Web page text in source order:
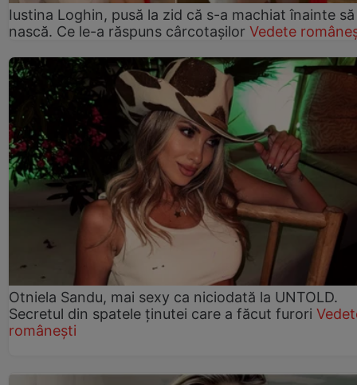
Iustina Loghin, pusă la zid că s-a machiat înainte să
nască. Ce le-a răspuns cârcotașilor Vedete
Otniela Sandu, mai sexy ca niciodată la UNTOLD.
Secretul din spatele ținutei care a făcut furori
românești